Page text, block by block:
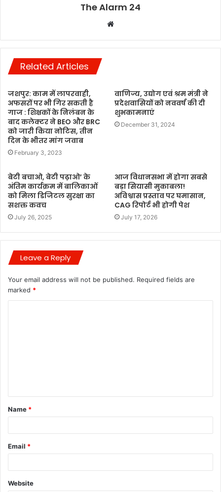
The Alarm 24
Website
Related Articles
जशपुर: काम में लापरवाही,
अफसरों पर भी गिर सकती है
गाज : शिक्षकों के निलंबन के
बाद कलेक्टर ने BEO और BRC
को जारी किया नोटिस, तीन
दिन के भीतर मांग जवाब
February 3, 2023
वाणिज्य, उद्योग एवं श्रम मंत्री ने
प्रदेशवासियों को नववर्ष की दी
शुभकामनाएं
December 31, 2024
बेटी बचाओ, बेटी पढ़ाओ’ के
अंतिम कार्यक्रम में बालिकाओं
को मिला डिजिटल सुरक्षा का
सशक्त कवच
July 26, 2025
आज विधानसभा में होगा सबसे
बड़ा सियासी मुकाबला!
अविश्वास प्रस्ताव पर घमासान,
CAG रिपोर्ट भी होगी पेश
July 17, 2026
Leave a Reply
Your email address will not be published. Required fields are
marked *
t
*
Name *
Email *
Website